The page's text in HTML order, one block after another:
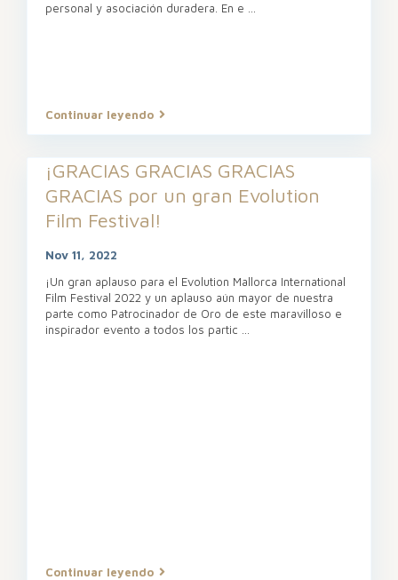
personal y asociación duradera. En e
Continuar leyendo
¡GRACIAS GRACIAS GRACIAS
GRACIAS por un gran Evolution
Film Festival!
Nov 11, 2022
¡Un gran aplauso para el Evolution Mallorca International
Film Festival 2022 y un aplauso aún mayor de nuestra
parte como Patrocinador de Oro de este maravilloso e
inspirador evento a todos los partic
Continuar leyendo